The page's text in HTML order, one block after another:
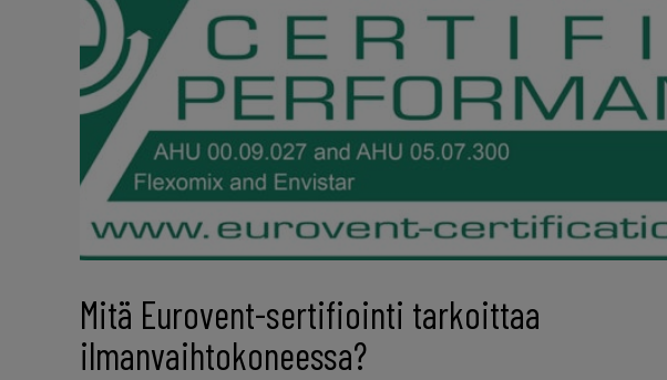
Mitä Eurovent-sertifiointi tarkoittaa
ilmanvaihtokoneessa?